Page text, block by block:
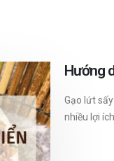
Hướng
Gạo lứt
nhiều lợi